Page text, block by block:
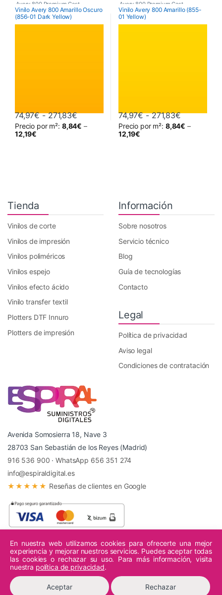
Avery 800 Premium Cast
Vinilo Avery 800 Amarillo Oscuro
(856-01 Dark Yellow)
74,97€ - 271,83€Rango de precios: desde 74,97€ hasta
Precio por m²: 8,84€ –
12,19€
Este producto tiene múltiples variantes. Las opciones se
Avery 800 Premium Cast
Vinilo Avery 800 Amarillo (855-
01 Yellow)
74,97€ - 271,83€Rango de
Precio por m²: 8,84€ –
12,19€
Este producto tiene múltiples
Tienda
Vinilos de corte
Vinilos de impresión
Vinilos poliméricos
Vinilos espejo
Vinilos efecto ácido
Vinilo transfer textil
Plotters DTF Innuro
Plotters de impresión
Información
Sobre nosotros
Servicio técnico
Blog
Guía de tecnologías
Contacto
Legal
Política de privacidad
Aviso legal
Condiciones de contratación
Avenida Somosierra 18, Nave 3
28703 San Sebastián de los Reyes (Madrid)
916 536 900 ·WhatsApp 656 351 274
info@espiraldigital.es
★★★★★ Reseñas de clientes en Google
© 2026 Espiral Digital - Todos los derechos reservados.
En nuestra web utilizamos cookies para ofrecerte una mejor
experiencia y mejorar nuestros servicios. Puedes aceptar todas
las cookies o rechazar su uso. Para más información, visita
nuestra política de privacidad.
Aceptar Rechazar